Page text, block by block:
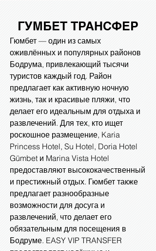
ГУМБЕТ ТРАНСФЕР
Гюмбет — один из самых
оживлённых и популярных районов
Бодрума, привлекающий тысячи
туристов каждый год. Район
предлагает как активную ночную
жизнь, так и красивые пляжи, что
делает его идеальным для отдыха и
развлечений. Для тех, кто ищет
роскошное размещение, Karia
Princess Hotel, Su Hotel, Doria Hotel
Gümbet и Marina Vista Hotel
предоставляют высококачественный
и престижный отдых. Гюмбет также
предлагает разнообразные
возможности для досуга и
развлечений, что делает его
обязательным для посещения в
Бодруме. EASY VIP TRANSFER